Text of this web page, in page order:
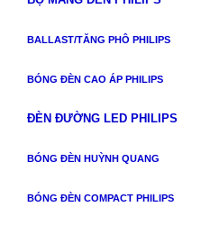
BALLAST/TĂNG PHÔ PHILIPS
BÓNG ĐÈN CAO ÁP PHILIPS
ĐÈN ĐƯỜNG LED PHILIPS
BÓNG ĐÈN HUỲNH QUANG
BÓNG ĐÈN COMPACT PHILIPS